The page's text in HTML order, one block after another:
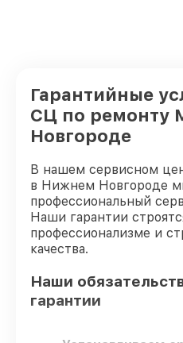
Гарантийные
СЦ по ремонту
Новгороде
В нашем сервисном
в Нижнем Новгороде
профессиональный
Наши гарантии
профессионализме и
качества.
Наши
гарантии